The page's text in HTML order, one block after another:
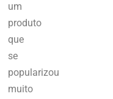
um
produto
que
se
popularizou
muito